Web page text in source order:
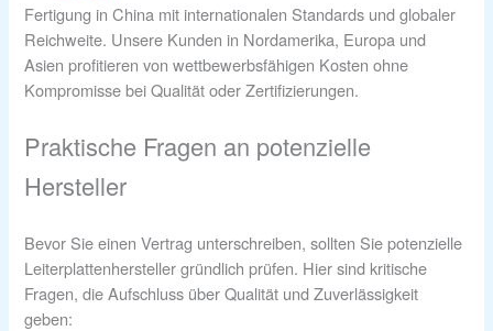
Fertigung in China mit internationalen Standards und globaler
Reichweite. Unsere Kunden in Nordamerika, Europa und
Asien profitieren von wettbewerbsfähigen Kosten ohne
Kompromisse bei Qualität oder Zertifizierungen.
Praktische Fragen an potenzielle
Hersteller
Bevor Sie einen Vertrag unterschreiben, sollten Sie potenzielle
Leiterplattenhersteller gründlich prüfen. Hier sind kritische
Fragen, die Aufschluss über Qualität und Zuverlässigkeit
geben: